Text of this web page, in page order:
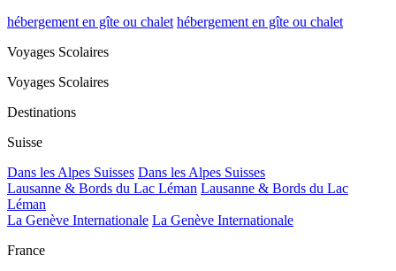
hébergement en gîte ou chalet hébergement en gîte ou chalet
Voyages Scolaires
Voyages Scolaires
Destinations
Suisse
Dans les Alpes Suisses Dans les Alpes Suisses
Lausanne & Bords du Lac Léman Lausanne & Bords du Lac
Léman
La Genève Internationale La Genève Internationale
France